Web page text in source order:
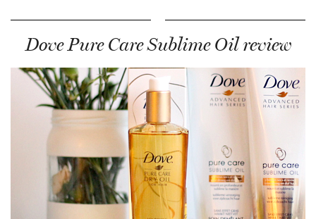
Dove Pure Care Sublime Oil review